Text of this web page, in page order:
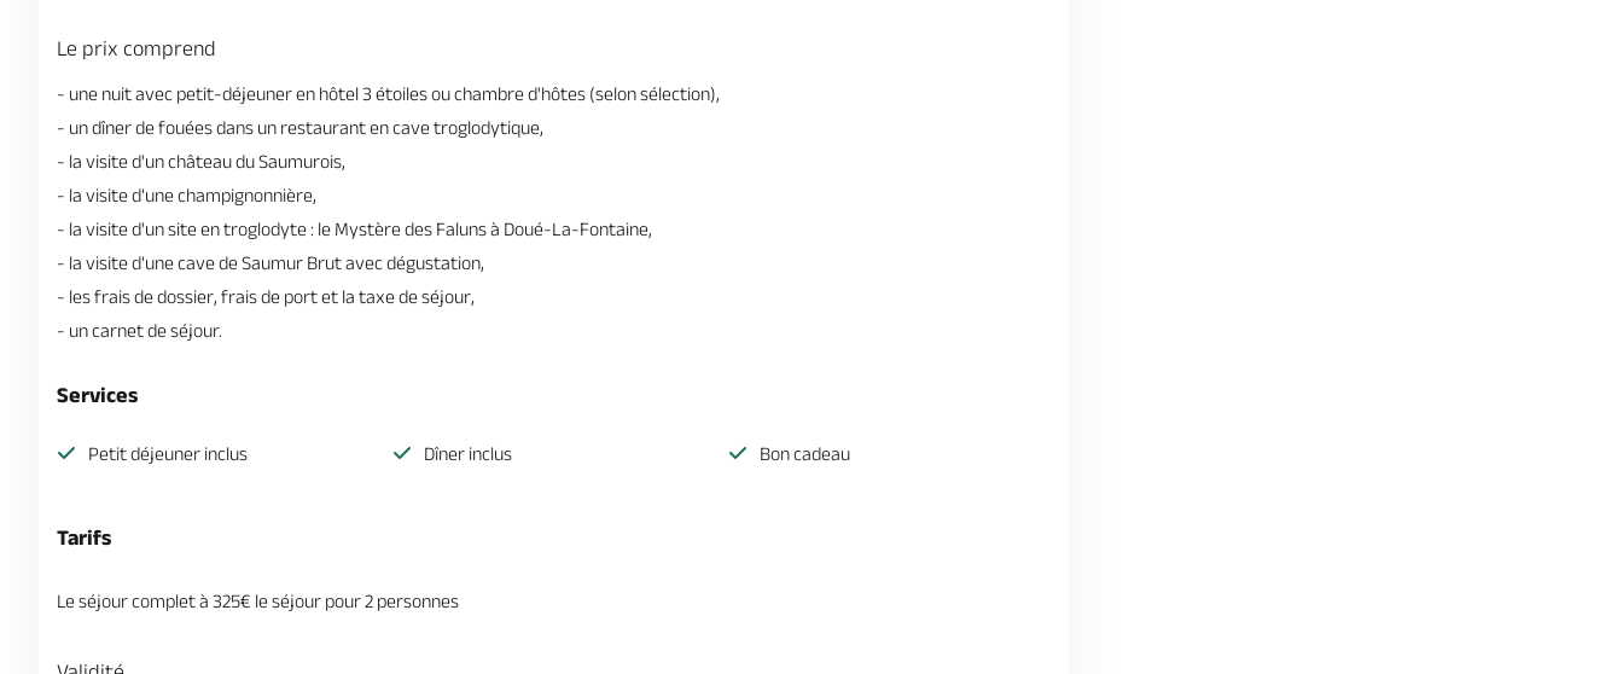
Le prix comprend
- une nuit avec petit-déjeuner en hôtel 3 étoiles ou chambre d'hôtes (selon sélection),
- un dîner de fouées dans un restaurant en cave troglodytique,
- la visite d'un château du Saumurois,
- la visite d'une champignonnière,
- la visite d'un site en troglodyte : le Mystère des Faluns à Doué-La-Fontaine,
- la visite d'une cave de Saumur Brut avec dégustation,
- les frais de dossier, frais de port et la taxe de séjour,
- un carnet de séjour.
Services
Petit déjeuner inclus Dîner inclus Bon cadeau
Tarifs
Le séjour complet à 325€ le séjour pour 2 personnes